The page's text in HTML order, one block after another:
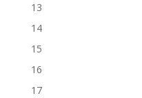
13
14
15
16
17